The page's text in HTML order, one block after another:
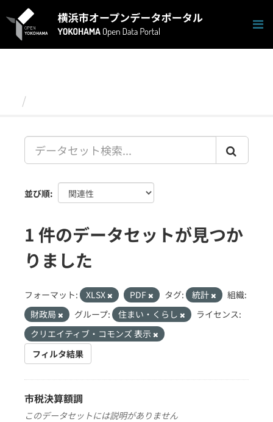
キ
並び順
1 件のデータセットが見つか
りました
フォーマット: XLSX PDF タグ: 統計
組織:
財政局
グループ: 住まい・くらし
ライセンス:
クリエイティブ・コモンズ 表示
フィルタ結果
市税決算額調
このデータセットには説明がありません